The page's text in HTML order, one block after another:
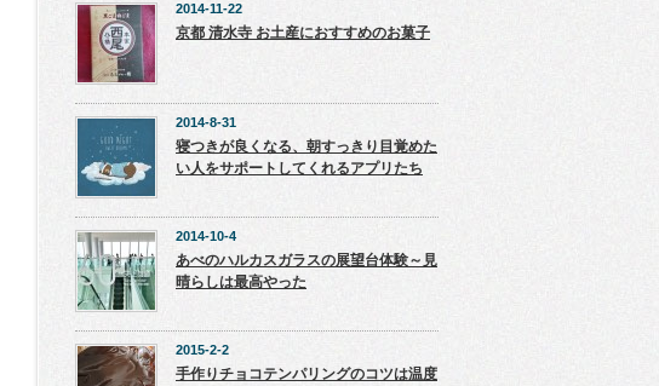
2014-11-22
京都 清水寺 お土産におすすめのお菓子
2014-8-31
寝つきが良くなる、朝すっきり目覚めた
い人をサポートしてくれるアプリたち
2014-10-4
あべのハルカスガラスの展望台体験～見
晴らしは最高やった
2015-2-2
手作りチョコテンパリングのコツは温度